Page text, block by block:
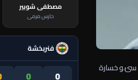
سئ.و خسارة
مصطفى شوبير
حارس مرمى
فنربخشة
0
0